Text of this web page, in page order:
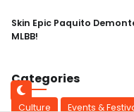
Skin Epic Paquito
MLBB!
Categories
Culture Events &